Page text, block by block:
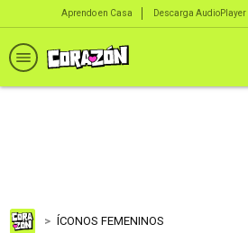
Aprendo en Casa Descarga AudioPlayer
ÍCONOS FEMENINOS